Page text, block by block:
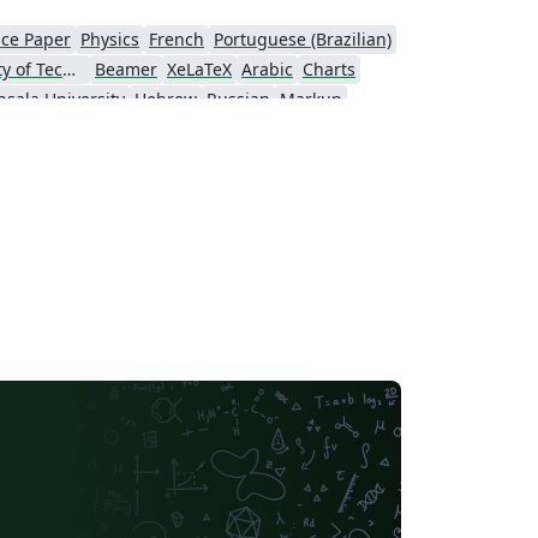
Paper Physics French Portuguese (Brazilian)
Tampere University of Technology (TUT) Beamer XeLaTeX Arabic Charts
University Hebrew Russian Markup